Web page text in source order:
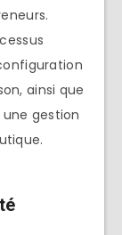
ainsi que
gestion